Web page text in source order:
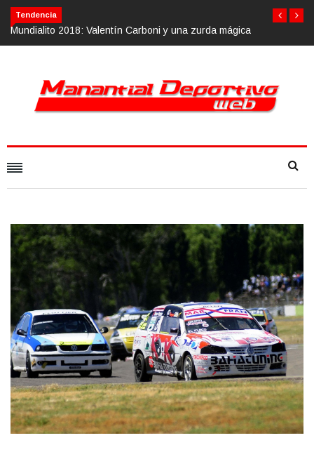
Tendencia
Mundialito 2018: Valentín Carboni y una zurda mágicaCalvario Race